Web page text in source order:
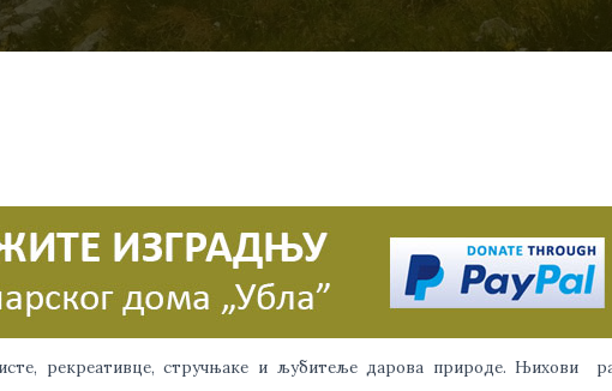
рекреативце, стручњаке и љубитеље дарова природе. Њихови